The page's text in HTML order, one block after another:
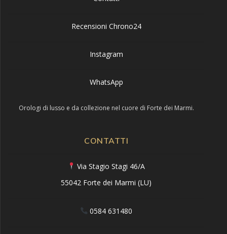
Recensioni Chrono24
Instagram
WhatsApp
Orologi di lusso e da collezione nel cuore di Forte dei Marmi.
CONTATTI
Via Stagio Stagi 46/A
55042 Forte dei Marmi (LU)
0584 631480